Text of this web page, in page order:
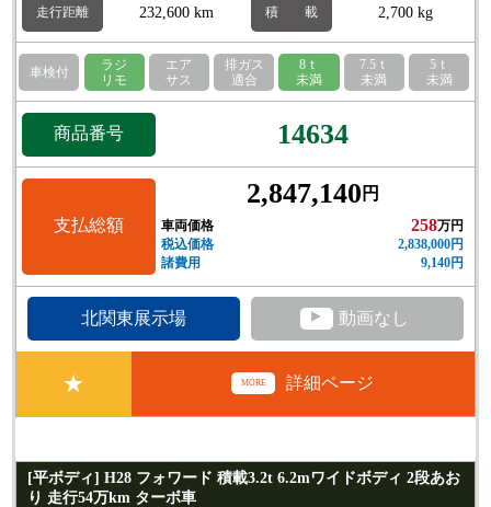
走行距離 232,600 km 積 載 2,700 kg
車検付
ラジ
リモ
エア
サス
排ガス
適合
8ｔ
未満
7.5ｔ
未満
5ｔ
未満
商品番号 14634
支払総額
2,847,140 円
車両価格 258万円
税込価格
2,838,000円
諸費用
9,140円
北関東展示場 ▲ 動画なし
★ MORE 詳細ページ
[平ボディ] H28 フォワード 積載3.2t 6.2mワイドボディ 2段あお
り 走行54万km ターボ車